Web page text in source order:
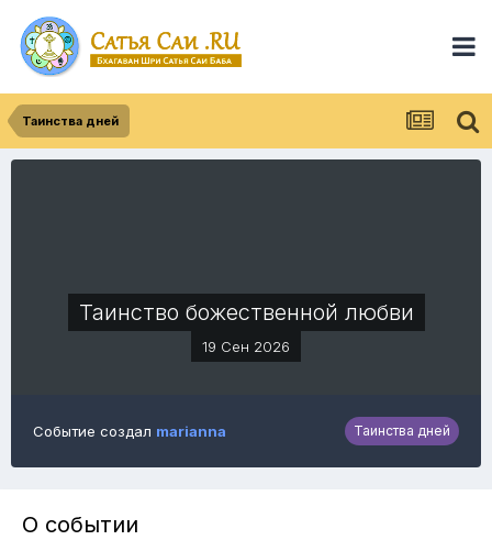
Таинства дней
Таинство божественной любви
19 Сен 2026
Событие создал marianna Таинства дней
О событии